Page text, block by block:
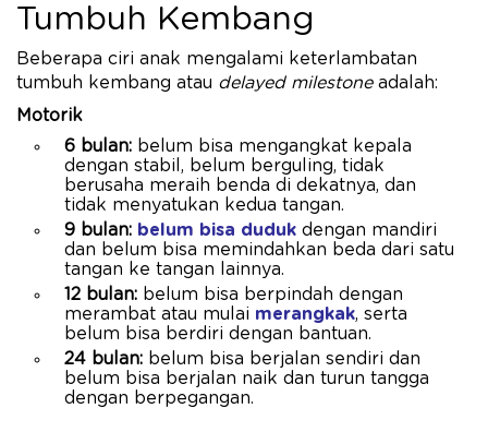
Tumbuh Kembang
Beberapa ciri anak mengalami keterlambatan
tumbuh kembang atau delayed milestone adalah:
Motorik
6 bulan: belum bisa mengangkat kepala
dengan stabil, belum berguling, tidak
berusaha meraih benda di dekatnya, dan
tidak menyatukan kedua tangan.
9 bulan: belum bisa duduk dengan mandiri
dan belum bisa memindahkan beda dari satu
tangan ke tangan lainnya.
12 bulan: belum bisa berpindah dengan
merambat atau mulai merangkak, serta
belum bisa berdiri dengan bantuan.
24 bulan: belum bisa berjalan sendiri dan
belum bisa berjalan naik dan turun tangga
dengan berpegangan.